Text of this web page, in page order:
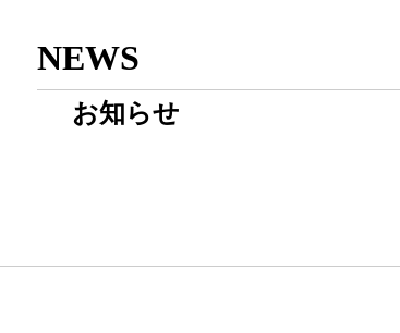
NEWS
お知らせ